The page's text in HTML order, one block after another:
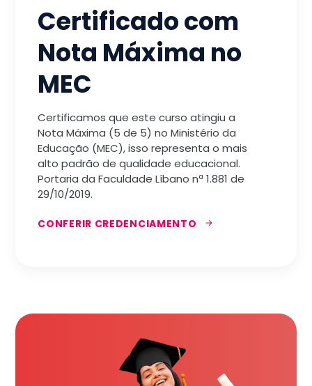
Certificado com
Nota Máxima no
MEC
Certificamos que este curso atingiu a
Nota Máxima (5 de 5) no Ministério da
Educação (MEC), isso representa o mais
alto padrão de qualidade educacional.
Portaria da Faculdade Líbano nª 1.881 de
29/10/2019.
CONFERIR CREDENCIAMENTO